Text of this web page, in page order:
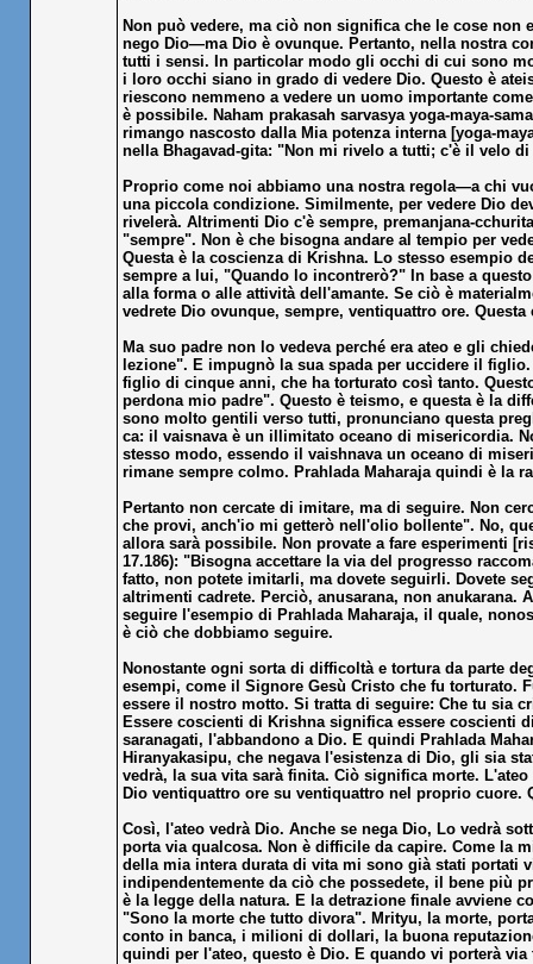
Non può vedere, ma ciò non significa che le cose
nego Dio—ma Dio è ovunque. Pertanto, nella nostra
tutti i sensi. In particolar modo gli occhi di cui sono
i loro occhi siano in grado di vedere Dio. Questo è
riescono nemmeno a vedere un uomo importante
è possibile. Naham prakasah sarvasya yoga-maya-
rimango nascosto dalla Mia potenza interna [yoga-
nella Bhagavad-gita: "Non mi rivelo a tutti; c'è il velo
Proprio come noi abbiamo una nostra regola—a chi
una piccola condizione. Similmente, per vedere Dio
rivelerà. Altrimenti Dio c'è sempre, premanjana-
"sempre". Non è che bisogna andare al tempio per
Questa è la coscienza di Krishna. Lo stesso esempio
sempre a lui, "Quando lo incontrerò?" In base a
alla forma o alle attività dell'amante. Se ciò è
vedrete Dio ovunque, sempre, ventiquattro ore.
Ma suo padre non lo vedeva perché era ateo e gli
lezione". E impugnò la sua spada per uccidere il
figlio di cinque anni, che ha torturato così tanto.
perdona mio padre". Questo è teismo, e questa è la
sono molto gentili verso tutti, pronunciano questa
ca: il vaisnava è un illimitato oceano di misericordia.
stesso modo, essendo il vaishnava un oceano di
rimane sempre colmo. Prahlada Maharaja quindi è la
Pertanto non cercate di imitare, ma di seguire. Non
che provi, anch'io mi getterò nell'olio bollente". No,
allora sarà possibile. Non provate a fare esperimenti
17.186): "Bisogna accettare la via del progresso
fatto, non potete imitarli, ma dovete seguirli. Dovete
altrimenti cadrete. Perciò, anusarana, non
seguire l'esempio di Prahlada Maharaja, il quale,
è ciò che dobbiamo seguire.
Nonostante ogni sorta di difficoltà e tortura da parte
esempi, come il Signore Gesù Cristo che fu torturato.
essere il nostro motto. Si tratta di seguire: Che tu sia
Essere coscienti di Krishna significa essere coscienti
saranagati, l'abbandono a Dio. E quindi Prahlada
Hiranyakasipu, che negava l'esistenza di Dio, gli sia
vedrà, la sua vita sarà finita. Ciò significa morte.
Dio ventiquattro ore su ventiquattro nel proprio cuore.
Così, l'ateo vedrà Dio. Anche se nega Dio, Lo vedrà
porta via qualcosa. Non è difficile da capire. Come la
della mia intera durata di vita mi sono già stati portati
indipendentemente da ciò che possedete, il bene più
è la legge della natura. E la detrazione finale avviene
"Sono la morte che tutto divora". Mrityu, la morte,
conto in banca, i milioni di dollari, la buona
quindi per l'ateo, questo è Dio. E quando vi porterà